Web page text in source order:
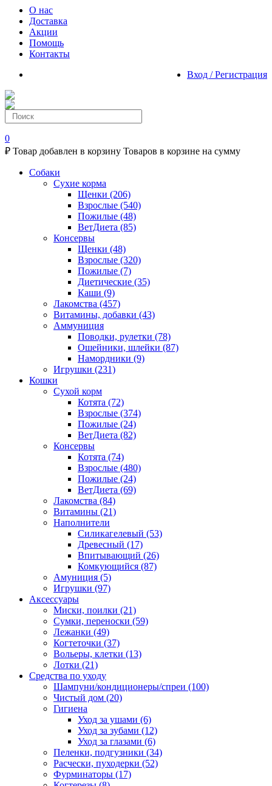
О нас
Доставка
Акции
Помощь
Контакты
Вход / Регистрация
0
₽ Товар добавлен в корзину Товаров в корзине на сумму
Собаки
Сухие корма
Щенки (206)
Взрослые (540)
Пожилые (48)
ВетДиета (85)
Консервы
Щенки (48)
Взрослые (320)
Пожилые (7)
Диетические (35)
Каши (9)
Лакомства (457)
Витамины, добавки (43)
Аммуниция
Поводки, рулетки (78)
Ошейники, шлейки (87)
Намордники (9)
Игрушки (231)
Кошки
Сухой корм
Котята (72)
Взрослые (374)
Пожилые (24)
ВетДиета (82)
Консервы
Котята (74)
Взрослые (480)
Пожилые (24)
ВетДиета (69)
Лакомства (84)
Витамины (21)
Наполнители
Силикагелевый (53)
Древесный (17)
Впитывающий (26)
Комкующийся (87)
Амуниция (5)
Игрушки (97)
Аксессуары
Миски, поилки (21)
Сумки, переноски (59)
Лежанки (49)
Когтеточки (37)
Вольеры, клетки (13)
Лотки (21)
Средства по уходу
Шампуни/кондиционеры/спреи (100)
Чистый дом (20)
Гигиена
Уход за ушами (6)
Уход за зубами (12)
Уход за глазами (6)
Пеленки, подгузники (34)
Расчески, пуходерки (52)
Фурминаторы (17)